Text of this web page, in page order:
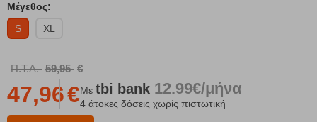
Μέγεθος:
S
XL
Π.Τ.Λ. 59,95 €
47,96€Με tbi bank 12.99€/μήνα
4 άτοκες δόσεις χωρίς πιστωτική